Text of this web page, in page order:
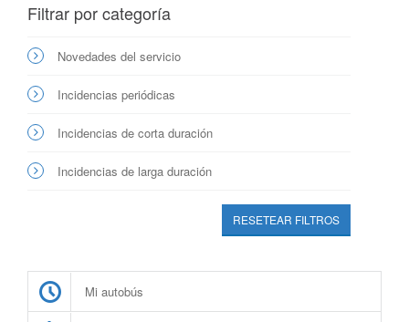
Filtrar por categoría
Novedades del servicio
Incidencias periódicas
Incidencias de corta duración
Incidencias de larga duración
RESETEAR FILTROS
Mi autobús